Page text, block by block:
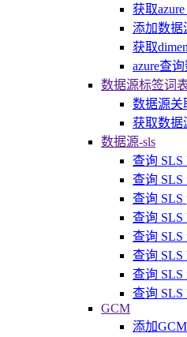
获取
添加数据
获取
azure查
数据源标签词
数据源关
获取数据
数据源-sls
查询 SLS
查询 SLS
查询 SLS
查询 SLS
查询 SLS
查询 SLS
查询 SLS
查询 SLS
GCM
添加